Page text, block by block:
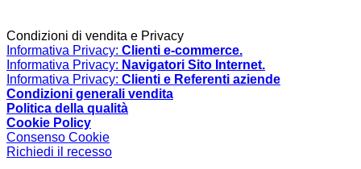
Condizioni di vendita e Privacy
Informativa Privacy: Clienti e-commerce.
Informativa Privacy: Navigatori Sito Internet.
Informativa Privacy: Clienti e Referenti aziende
Condizioni generali vendita
Politica della qualità
Cookie Policy
Consenso Cookie
Richiedi il recesso